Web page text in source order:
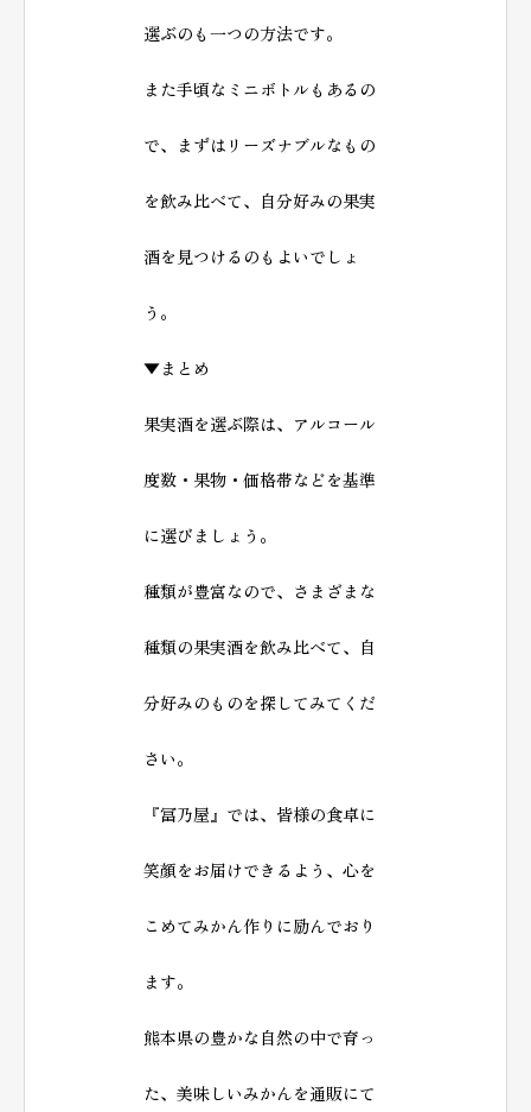
選ぶのも一つの方法です。
また手頃なミニボトルもあるの
で、まずはリーズナブルなもの
を飲み比べて、自分好みの果実
酒を見つけるのもよいでしょ
う。
▼まとめ
果実酒を選ぶ際は、アルコール
度数・果物・価格帯などを基準
に選びましょう。
種類が豊富なので、さまざまな
種類の果実酒を飲み比べて、自
分好みのものを探してみてくだ
さい。
『冨乃屋』では、皆様の食卓に
笑顔をお届けできるよう、心を
こめてみかん作りに励んでおり
ます。
熊本県の豊かな自然の中で育っ
た、美味しいみかんを通販にて